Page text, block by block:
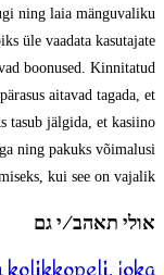
ning laia mänguvaliku
üle vaadata kasutajate
boonused. Kinnitatud
aitavad tagada, et
tasub jälgida, et kasiino
ning pakuks võimalusi
kui see on vajalik.
אולי תאהב/י גם